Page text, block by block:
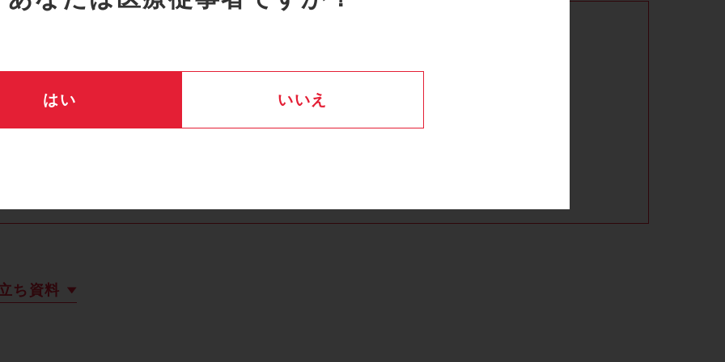
はい いいえ
プ薬液充填後プライミングが自動的にストップします
ロック機構で外れリスクを低減します
ち資料